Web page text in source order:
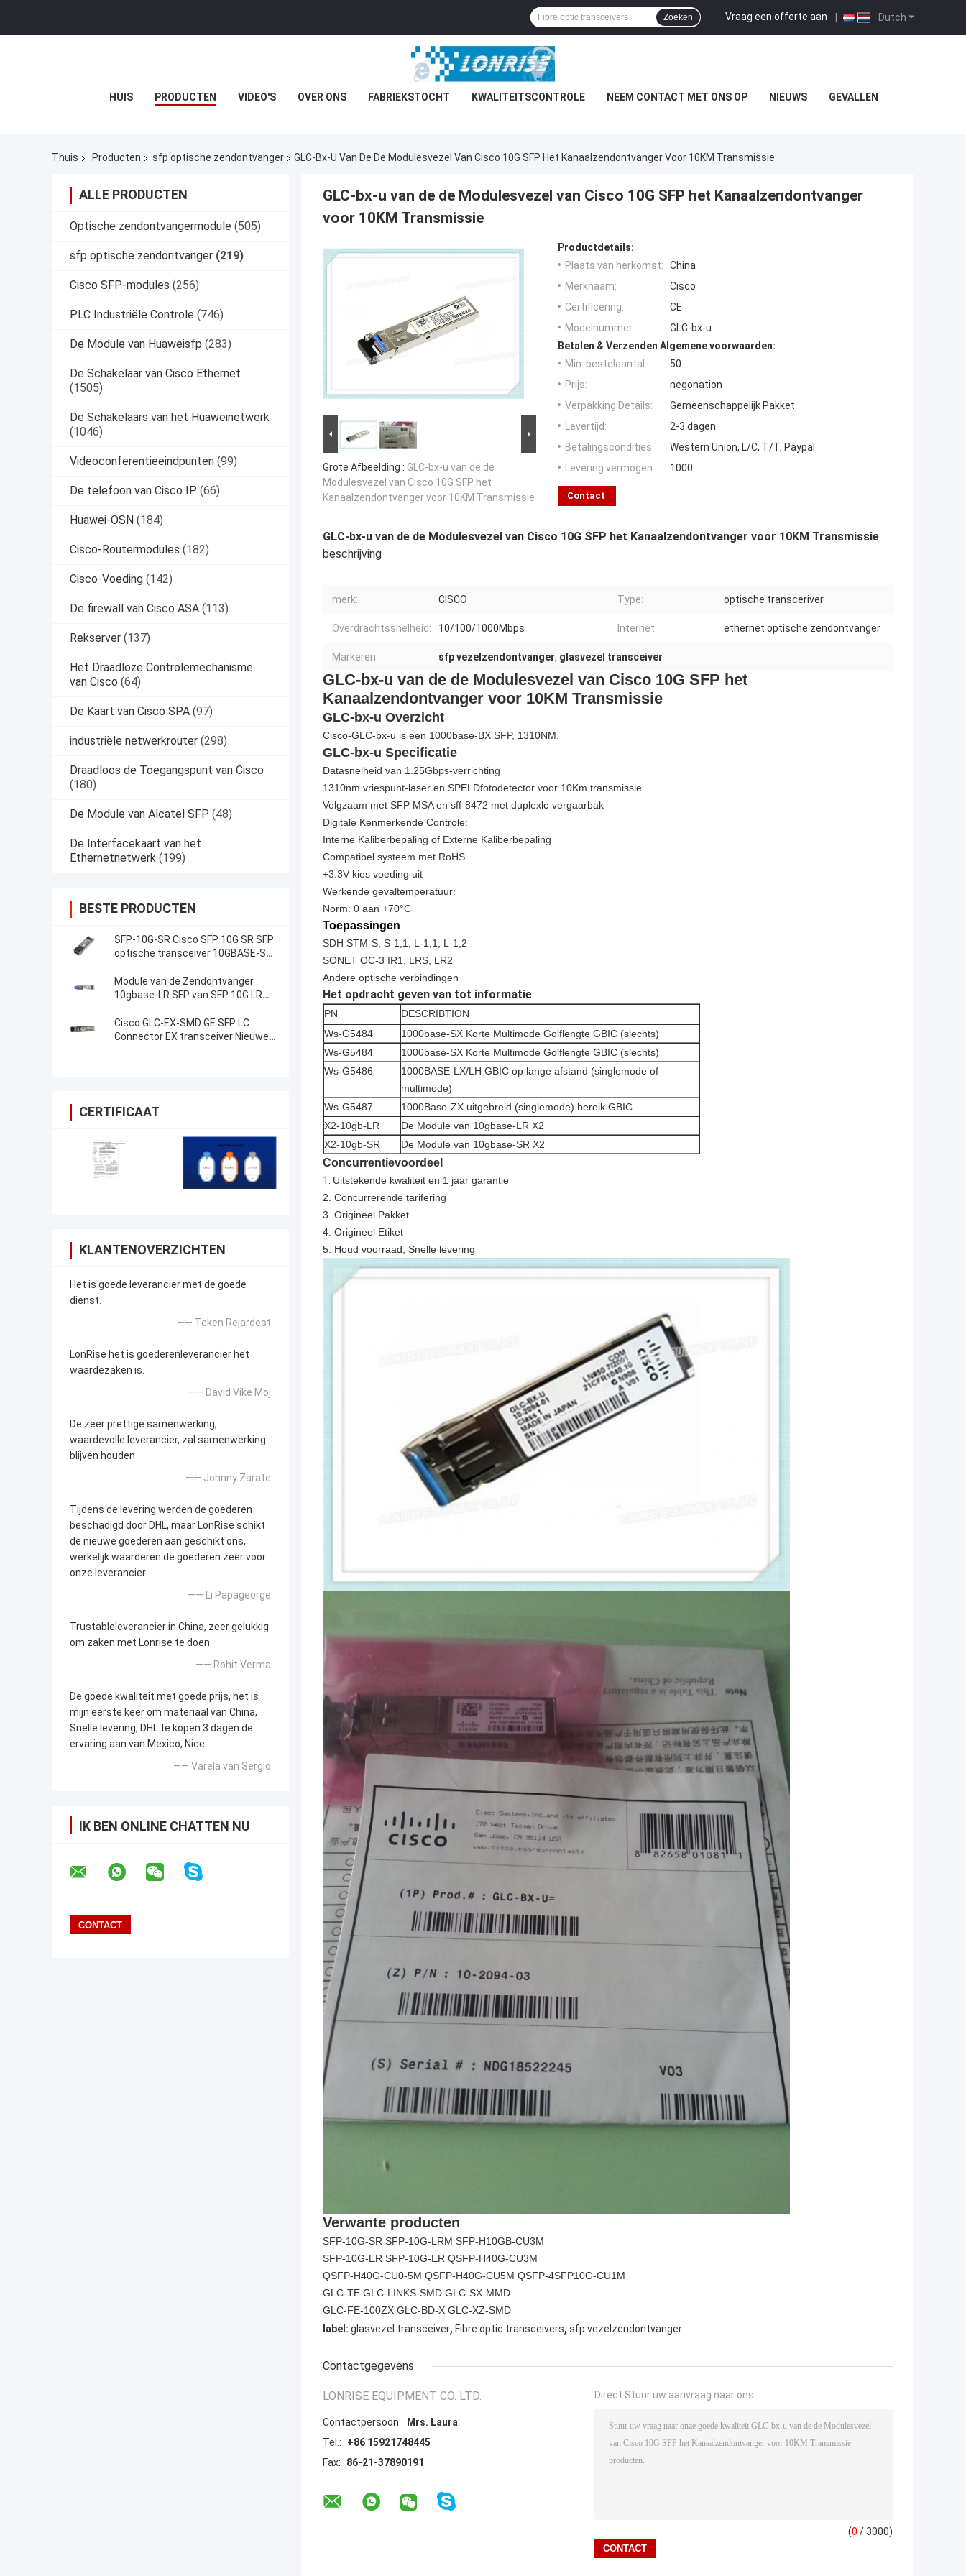
Dutch
Vraag een offerte aan |
Zoeken
HUIS PRODUCTEN VIDEO'S OVER ONS FABRIEKSTOCHT KWALITEITSCONTROLE NEEM CONTACT MET ONS OP NIEUWS GEVALLEN
Thuis Producten sfp optische zendontvanger GLC-Bx-U Van De De Modulesvezel Van Cisco 10G SFP Het Kanaalzendontvanger Voor 10KM Transmissie
ALLE PRODUCTEN
Optische zendontvangermodule (505)
sfp optische zendontvanger (219)
Cisco SFP-modules (256)
PLC Industriële Controle (746)
De Module van Huaweisfp (283)
De Schakelaar van Cisco Ethernet
(1505)
De Schakelaars van het Huaweinetwerk
(1046)
Videoconferentieeindpunten (99)
De telefoon van Cisco IP (66)
Huawei-OSN (184)
Cisco-Routermodules (182)
Cisco-Voeding (142)
De firewall van Cisco ASA (113)
Rekserver (137)
Het Draadloze Controlemechanisme
van Cisco (64)
De Kaart van Cisco SPA (97)
industriële netwerkrouter (298)
Draadloos de Toegangspunt van Cisco
(180)
De Module van Alcatel SFP (48)
De Interfacekaart van het
Ethernetnetwerk (199)
BESTE PRODUCTEN
SFP-10G-SR Cisco SFP 10G SR SFP
optische transceiver 10GBASE-SR
Module van de Zendontvanger
10gbase-LR SFP van SFP 10G LR
Cisco GLC-EX-SMD GE SFP LC
Connector EX transceiver Nieuwe
CERTIFICAAT
KLANTENOVERZICHTEN
Het is goede leverancier met de goede
dienst.
—— Teken Rejardest
LonRise het is goederenleverancier het
waardezaken is.
—— David Vike Moj
De zeer prettige samenwerking,
waardevolle leverancier, zal samenwerking
blijven houden
—— Johnny Zarate
Tijdens de levering werden de goederen
beschadigd door DHL, maar LonRise schikt
de nieuwe goederen aan geschikt ons,
werkelijk waarderen de goederen zeer voor
onze leverancier
—— Li Papageorge
Trustableleverancier in China, zeer gelukkig
om zaken met Lonrise te doen.
—— Rohit Verma
De goede kwaliteit met goede prijs, het is
mijn eerste keer om materiaal van China,
Snelle levering, DHL te kopen 3 dagen de
ervaring aan van Mexico, Nice.
—— Varela van Sergio
IK BEN ONLINE CHATTEN NU
GLC-bx-u van de de Modulesvezel van Cisco 10G SFP het Kanaalzendontvanger
voor 10KM Transmissie
Grote Afbeelding : GLC-bx-u van de de
Modulesvezel van Cisco 10G SFP het
Kanaalzendontvanger voor 10KM Transmissie
Productdetails:
Plaats van herkomst:
China
Merknaam:
Cisco
Certificering:
CE
Modelnummer:
GLC-bx-u
Betalen & Verzenden Algemene voorwaarden:
Min. bestelaantal:
50
Prijs:
negonation
Verpakking Details:
Gemeenschappelijk Pakket
Levertijd:
2-3 dagen
Betalingscondities:
Western Union, L/C, T/T, Paypal
Levering vermogen:
1000
Contact
GLC-bx-u van de de Modulesvezel van Cisco 10G SFP het Kanaalzendontvanger voor 10KM Transmissie
beschrijving
merk: CISCO Type: optische transceriver
Overdrachtssnelheid: 10/100/1000Mbps Internet: ethernet optische zendontvanger
Markeren: sfp vezelzendontvanger, glasvezel transceiver
GLC-bx-u van de de Modulesvezel van Cisco 10G SFP het
Kanaalzendontvanger voor 10KM Transmissie
GLC-bx-u Overzicht
Cisco-GLC-bx-u is een 1000base-BX SFP, 1310NM.
GLC-bx-u Specificatie
Datasnelheid van 1.25Gbps-verrichting
1310nm vriespunt-laser en SPELDfotodetector voor 10Km transmissie
Volgzaam met SFP MSA en sff-8472 met duplexlc-vergaarbak
Digitale Kenmerkende Controle:
Interne Kaliberbepaling of Externe Kaliberbepaling
Compatibel systeem met RoHS
+3.3V kies voeding uit
Werkende gevaltemperatuur:
Norm: 0 aan +70°C
Toepassingen
SDH STM-S, S-1,1, L-1,1, L-1,2
SONET OC-3 IR1, LRS, LR2
Andere optische verbindingen
Het opdracht geven van tot informatie
PN
DESCRIBTION
Ws-G5484
1000base-SX Korte Multimode Golflengte GBIC (slechts)
Ws-G5484
1000base-SX Korte Multimode Golflengte GBIC (slechts)
Ws-G5486
1000BASE-LX/LH GBIC op lange afstand (singlemode of
multimode)
Ws-G5487
1000Base-ZX uitgebreid (singlemode) bereik GBIC
X2-10gb-LR
De Module van 10gbase-LR X2
X2-10gb-SR
De Module van 10gbase-SR X2
Concurrentievoordeel
1. Uitstekende kwaliteit en 1 jaar garantie
2. Concurrerende tarifering
3. Origineel Pakket
4. Origineel Etiket
5. Houd voorraad, Snelle levering
Verwante producten
SFP-10G-SR SFP-10G-LRM SFP-H10GB-CU3M
SFP-10G-ER SFP-10G-ER QSFP-H40G-CU3M
QSFP-H40G-CU0-5M QSFP-H40G-CU5M QSFP-4SFP10G-CU1M
GLC-TE GLC-LINKS-SMD GLC-SX-MMD
GLC-FE-100ZX GLC-BD-X GLC-XZ-SMD
label: glasvezel transceiver, Fibre optic transceivers, sfp vezelzendontvanger
Contactgegevens
LONRISE EQUIPMENT CO. LTD.
Contactpersoon:
Mrs. Laura
Tel.:
+86 15921748445
Fax:
86-21-37890191
Direct Stuur uw aanvraag naar ons
(0 / 3000)